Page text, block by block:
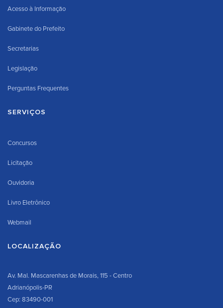
Acesso à Informação
Gabinete do Prefeito
Secretarias
Legislação
Perguntas Frequentes
SERVIÇOS
Concursos
Licitação
Ouvidoria
Livro Eletrônico
Webmail
LOCALIZAÇÃO
Av. Mal. Mascarenhas de Morais, 115 - Centro
Adrianópolis-PR
Cep: 83490-001